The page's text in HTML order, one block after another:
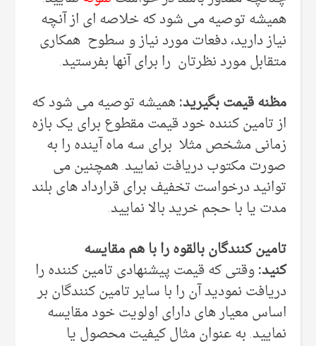
همیشه توصیه می شود که خلاصه ای از آنچه
نیاز دارید، دفعات مورد نیاز و سطوح همکاری
متقابل مورد نظرتان را برای آنها بفرستید.
مظنه قیمت بگیرید:همیشه توصیه می شود که
از تامین کننده خود قیمت مقطوع برای یک بازه
زمانی مشخص مثلا برای سه ماه آینده را به
صورت مکتوب دریافت نمایید. همچنین می
توانید درخواست تخفیف برای قرارداد های بلند
مدت یا با حجم خرید بالا نمایید.
تامین کنندگان بالقوه را با هم مقایسه
کنید:وقتی که قیمت پیشنهادی تامین کننده را
دریافت نمودید آن را با سایر تامین کنندگان بر
اساس معیار های دارای اولویت خود مقایسه
نمایید. به عنوان مثال کیفیت محصول یا